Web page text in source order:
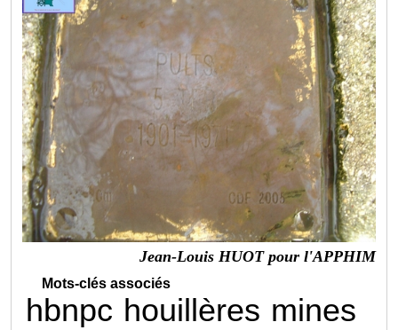
Jean-Louis HUOT pour l'APPHIM
Mots-clés associés
hbnpc houillères mines